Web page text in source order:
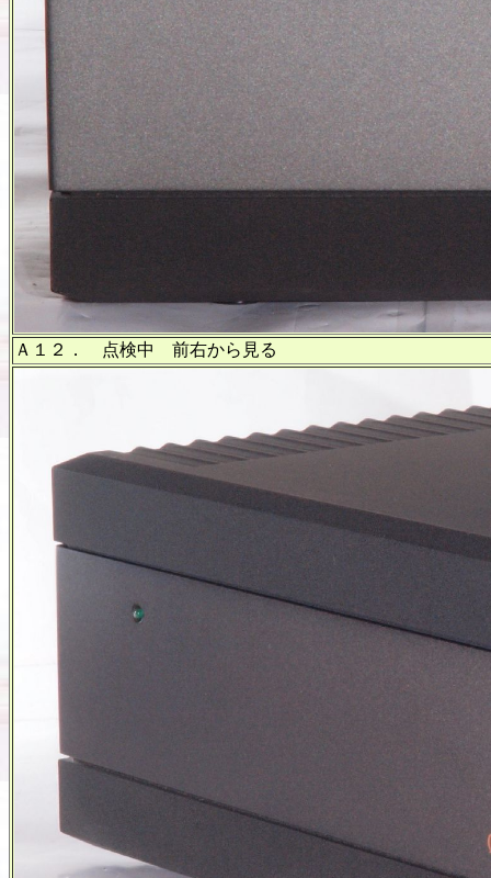
Ａ１２． 点検中 前右から見る